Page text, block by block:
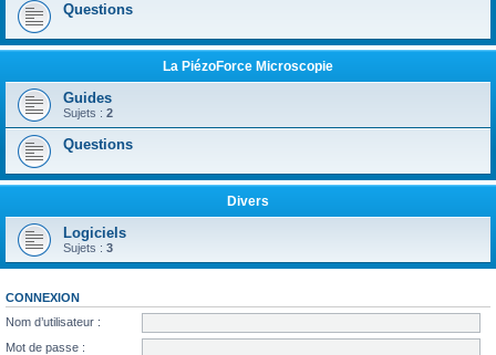
Questions
La PiézoForce Microscopie
Guides
Sujets : 2
Questions
Divers
Logiciels
Sujets : 3
CONNEXION
Nom d’utilisateur :
Mot de passe :